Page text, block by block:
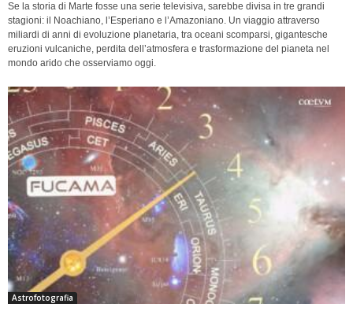
Se la storia di Marte fosse una serie televisiva, sarebbe divisa in tre grandi
stagioni: il Noachiano, l’Esperiano e l’Amazoniano. Un viaggio attraverso
miliardi di anni di evoluzione planetaria, tra oceani scomparsi, gigantesche
eruzioni vulcaniche, perdita dell’atmosfera e trasformazione del pianeta nel
mondo arido che osserviamo oggi.
Astrofotografia